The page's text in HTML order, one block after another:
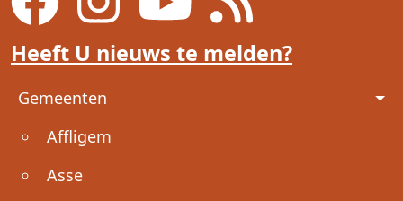
Heeft U nieuws te melden?
Voet
Gemeenten
Affligem
Asse